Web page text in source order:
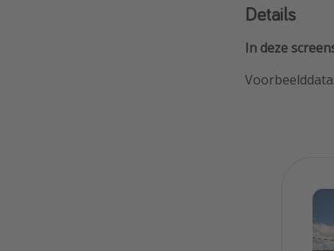
Details
In deze